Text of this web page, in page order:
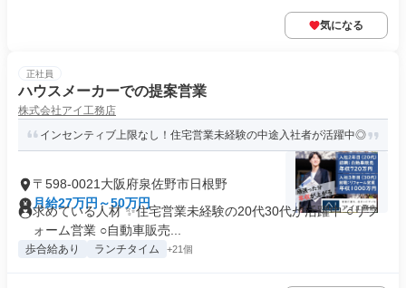
気になる
正社員
ハウスメーカーでの提案営業
株式会社アイ工務店
インセンティブ上限なし！住宅営業未経験の中途入社者が活躍中◎
〒598-0021大阪府泉佐野市日根野
月給27万円～50万円
求めている人材 ✨住宅営業未経験の20代30代が活躍中 ○リフ
ォーム営業 ○自動車販売...
歩合給あり ランチタイム +21個